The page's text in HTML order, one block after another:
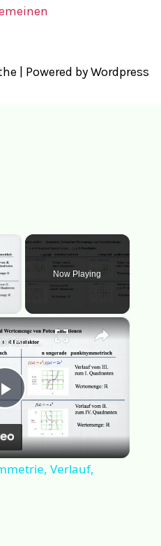
| Powered by Wordpress
Now Playing
×
Play
Video
Potenzfunktionen Symmetrie, Verlauf, Wertemenge
Verlauf,